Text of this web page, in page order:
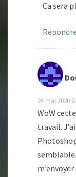
Ca sera
Répondre
24 mai 2020
WoW
travail.